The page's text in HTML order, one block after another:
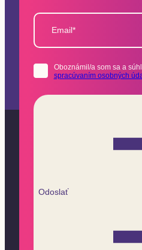
Email*
Oboznámil/a som sa a
spracúvaním osobných
Odoslať